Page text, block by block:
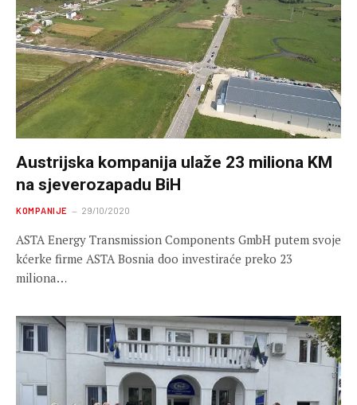
Austrijska kompanija ulaže 23 miliona KM
na sjeverozapadu BiH
KOMPANIJE 29/10/2020
ASTA Energy Transmission Components GmbH putem svoje
kćerke firme ASTA Bosnia doo investiraće preko 23
miliona…